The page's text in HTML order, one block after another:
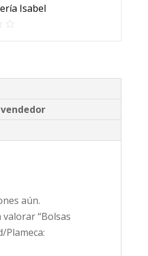
Isabel
aún.
“Bolsas
Plameca: